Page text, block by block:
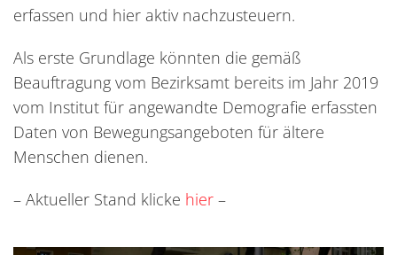
erfassen und hier aktiv nachzusteuern.
Als erste Grundlage könnten die gemäß
Beauftragung vom Bezirksamt bereits im Jahr 2019
vom Institut für angewandte Demografie erfassten
Daten von Bewegungsangeboten für ältere
Menschen dienen.
– Aktueller Stand klicke hier –